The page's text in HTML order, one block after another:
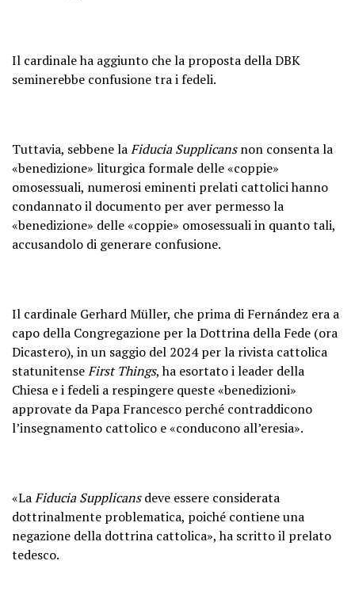
Il cardinale ha aggiunto che la proposta della DBK
seminerebbe confusione tra i fedeli.
Tuttavia, sebbene laFiducia Supplicansnon consenta la
«benedizione» liturgica formale delle «coppie»
omosessuali, numerosi eminenti prelati cattolici hanno
condannato il documento per aver permesso la
«benedizione» delle «coppie» omosessuali in quanto tali,
accusandolo di generare confusione.
Il cardinale Gerhard Müller, che prima di Fernández era a
capo della Congregazione per la Dottrina della Fede (ora
Dicastero), in un saggio del 2024 per la rivista cattolica
statunitenseFirst Things, ha esortato i leader della
Chiesa e i fedeli a respingere queste «benedizioni»
approvate da Papa Francesco perché contraddicono
l’insegnamento cattolico e «conducono all’eresia».
«LaFiducia Supplicansdeve essere considerata
dottrinalmente problematica, poiché contiene una
negazione della dottrina cattolica», ha scritto il prelato
tedesco.